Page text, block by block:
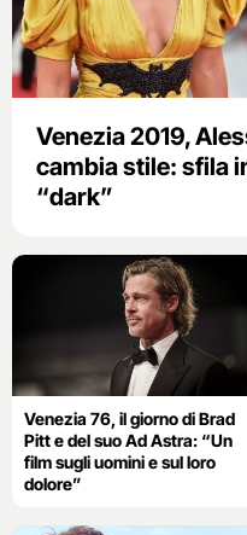
Venezia 2019,
cambia stile: sfila
“dark”
Venezia 76, il giorno di Brad
Pitt e del suo Ad Astra: “Un
film sugli uomini e sul loro
dolore”